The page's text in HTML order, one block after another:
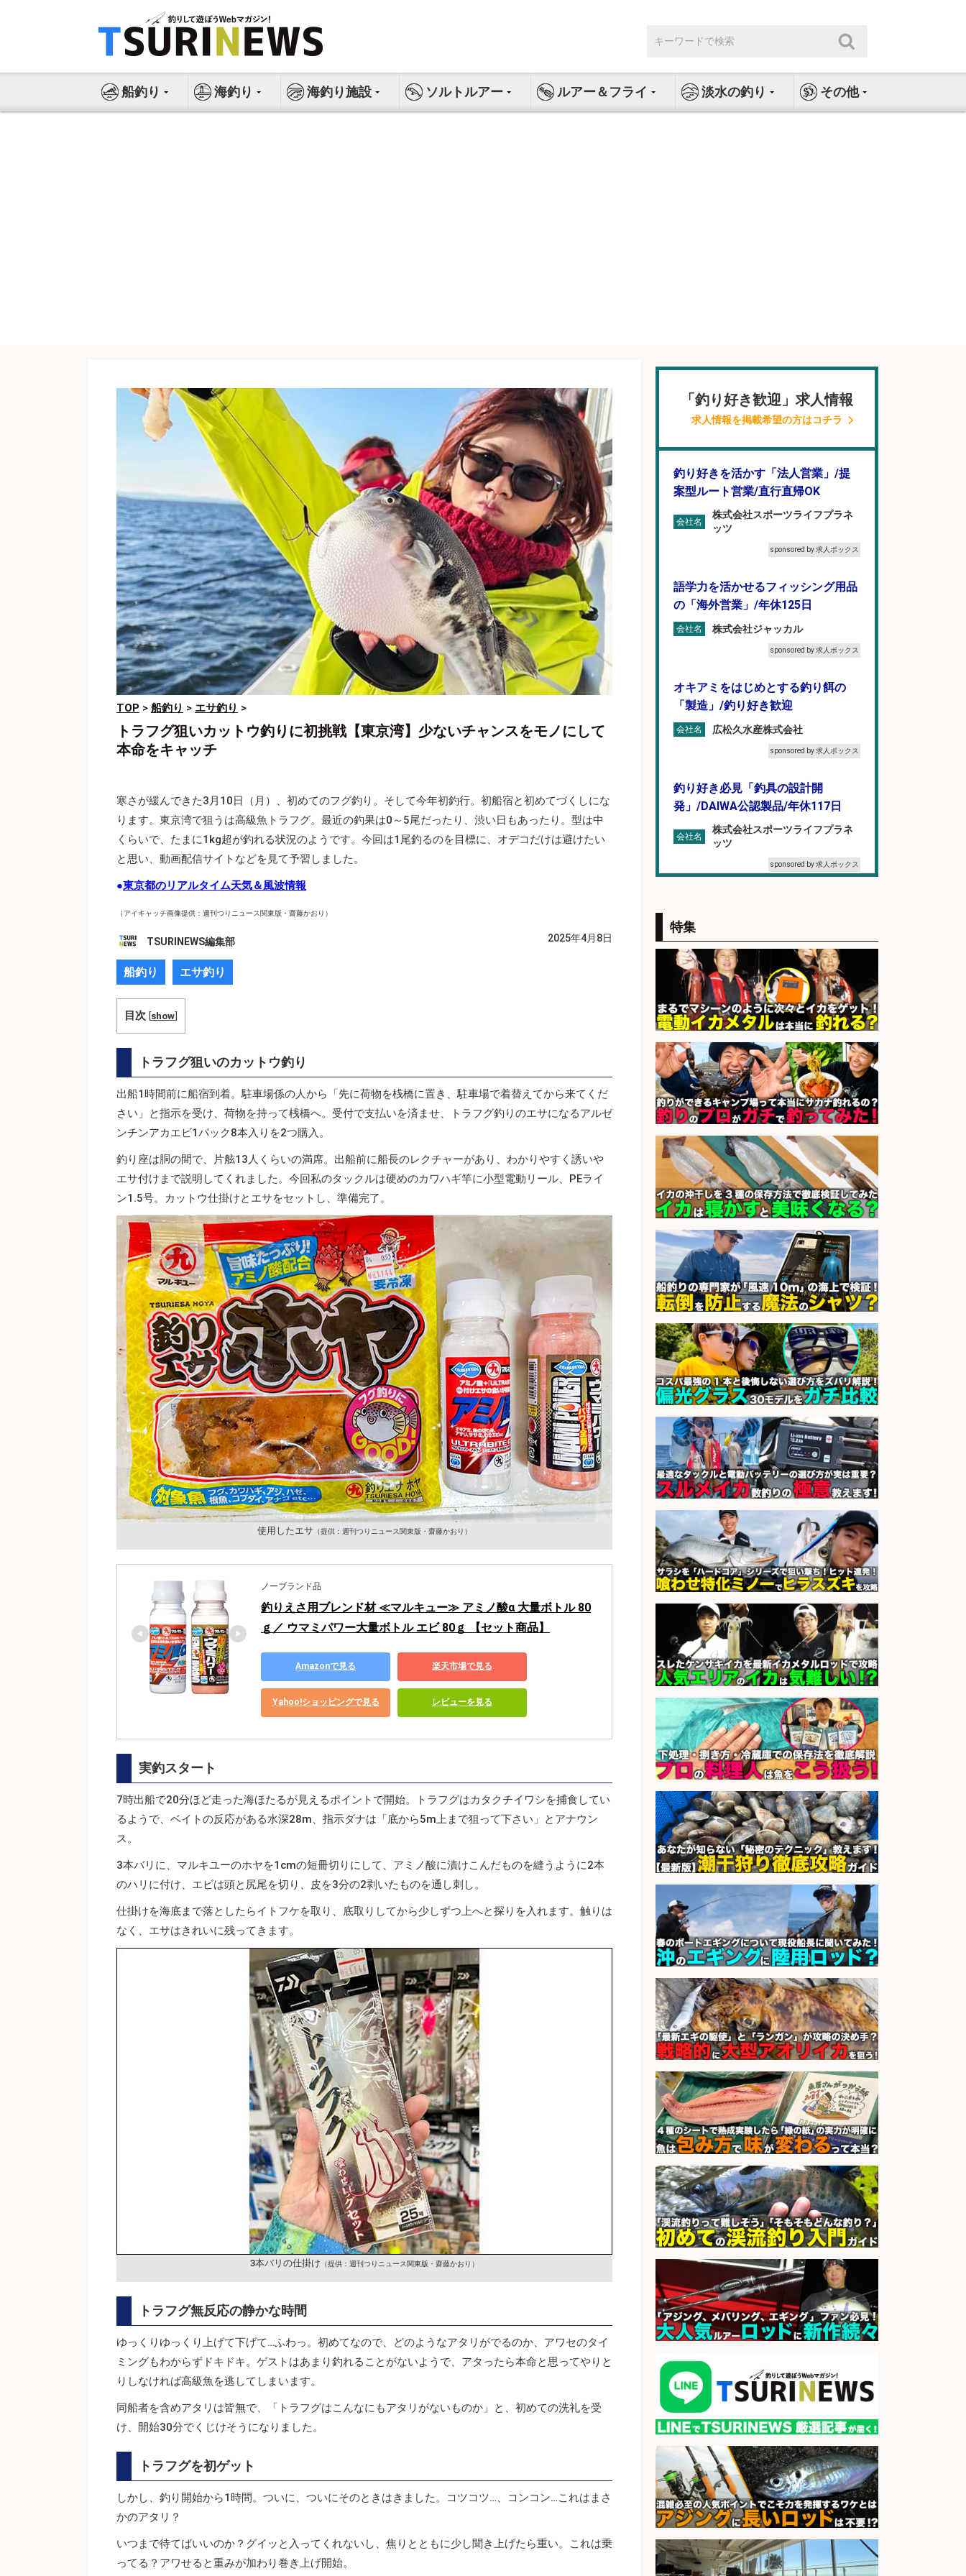
ス
索:
船釣り 海釣り 海釣り施設 ソルトルアー ルアー＆フライ 淡水の釣り その他
TOP > 船釣り > エサ釣り >
トラフグ狙いカットウ釣りに初挑戦【東京湾】少ないチャンスをモノにして
本命をキャッチ
寒さが緩んできた3月10日（月）、初めてのフグ釣り。そして今年初釣行。初船宿と初めてづくしにな
ります。東京湾で狙うは高級魚トラフグ。最近の釣果は0～5尾だったり、渋い日もあったり。型は中
くらいで、たまに1kg超が釣れる状況のようです。今回は1尾釣るのを目標に、オデコだけは避けたい
と思い、動画配信サイトなどを見て予習しました。
●東京都のリアルタイム天気＆風波情報
（アイキャッチ画像提供：週刊つりニュース関東版・齋藤かおり）
TSURINEWS編集部 2025年4月8日
船釣り エサ釣り
目次 [show]
トラフグ狙いのカットウ釣り
出船1時間前に船宿到着。駐車場係の人から「先に荷物を桟橋に置き、駐車場で着替えてから来てくだ
さい」と指示を受け、荷物を持って桟橋へ。受付で支払いを済ませ、トラフグ釣りのエサになるアルゼ
ンチンアカエビ1パック8本入りを2つ購入。
釣り座は胴の間で、片舷13人くらいの満席。出船前に船長のレクチャーがあり、わかりやすく誘いや
エサ付けまで説明してくれました。今回私のタックルは硬めのカワハギ竿に小型電動リール、PEライ
ン1.5号。カットウ仕掛けとエサをセットし、準備完了。
使用したエサ （提供：週刊つりニュース関東版・齋藤かおり）
ノーブランド品
釣りえさ用ブレンド材 ≪マルキュー≫ アミノ酸α 大量ボトル 80
ｇ／ ウマミパワー大量ボトル エビ 80ｇ 【セット商品】
Amazonで見る 楽天市場で見る
Yahoo!ショッピングで見る レビューを見る
実釣スタート
7時出船で20分ほど走った海ほたるが見えるポイントで開始。トラフグはカタクチイワシを捕食してい
るようで、ベイトの反応がある水深28m、指示ダナは「底から5m上まで狙って下さい」とアナウン
ス。
3本バリに、マルキユーのホヤを1cmの短冊切りにして、アミノ酸に漬けこんだものを縫うように2本
のハリに付け、エビは頭と尻尾を切り、皮を3分の2剥いたものを通し刺し。
仕掛けを海底まで落としたらイトフケを取り、底取りしてから少しずつ上へと探りを入れます。触りは
なく、エサはきれいに残ってきます。
3本バリの仕掛け （提供：週刊つりニュース関東版・齋藤かおり）
トラフグ無反応の静かな時間
ゆっくりゆっくり上げて下げて…ふわっ。初めてなので、どのようなアタリがでるのか、アワセのタイ
ミングもわからずドキドキ。ゲストはあまり釣れることがないようで、アタったら本命と思ってやりと
りしなければ高級魚を逃してしまいます。
同船者を含めアタリは皆無で、「トラフグはこんなにもアタリがないものか」と、初めての洗礼を受
け、開始30分でくじけそうになりました。
トラフグを初ゲット
しかし、釣り開始から1時間。ついに、ついにそのときはきました。コツコツ…、コンコン…これはまさ
かのアタリ？
いつまで待てばいいのか？グイッと入ってくれないし、焦りとともに少し聞き上げたら重い。これは乗
ってる？アワせると重みが加わり巻き上げ開始。
「釣り好き歓迎」求人情報
求人情報を掲載希望の方はコチラ
釣り好きを活かす「法人営業」/提
案型ルート営業/直行直帰OK
会社名
株式会社スポーツライフプラネ
ッツ
sponsored by 求人ボックス
語学力を活かせるフィッシング用品
の「海外営業」/年休125日
会社名 株式会社ジャッカル
sponsored by 求人ボックス
オキアミをはじめとする釣り餌の
「製造」/釣り好き歓迎
会社名 広松久水産株式会社
sponsored by 求人ボックス
釣り好き必見「釣具の設計開
発」/DAIWA公認製品/年休117日
会社名
株式会社スポーツライフプラネ
ッツ
sponsored by 求人ボックス
造
会社名 UTグループ株式会社
sponsored by 求人ボックス
福岡「現場監督」/釣り好き歓迎/残
業10時間/経験者歓迎
会社名 広松久水産株式会社
sponsored by 求人ボックス
さかな専門学校の教員 教員免許不
要/水産業界の知識と経験を活かす
会社名
学校法人水野学園日本さかな専
門学校
sponsored by 求人ボックス
宮崎の魚を届ける「水産品販売スタ
ッフ」 年休128日 未経験可
会社名 宮崎県漁業協同組合連合会
sponsored by 求人ボックス
井県あわら市
会社名 株式会社UPP
sponsored by 求人ボックス
魚の「バイヤー」貴方の目利きでヒ
ットを生む、裁量バイヤー募集
会社名 株式会社コムライン
sponsored by 求人ボックス
さらに求人情報を見る
特集